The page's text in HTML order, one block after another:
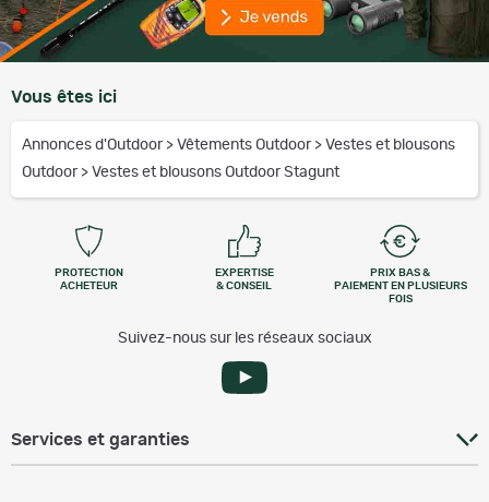
Port quotidien pour un look casual chic.
Vous êtes ici
Annonces d'Outdoor > Vêtements Outdoor > Vestes et blousons
Outdoor > Vestes et blousons Outdoor Stagunt
PROTECTION
ACHETEUR
EXPERTISE
& CONSEIL
PRIX BAS &
PAIEMENT EN PLUSIEURS
FOIS
Suivez-nous sur les réseaux sociaux
Services et garanties